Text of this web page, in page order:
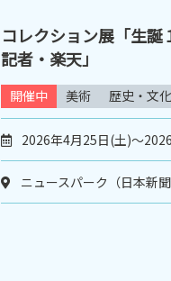
コレクション展「生
記者・楽天」
開催中 美術 歴史・文化
2026年4月25日(土)～
ニュースパーク（日本新聞